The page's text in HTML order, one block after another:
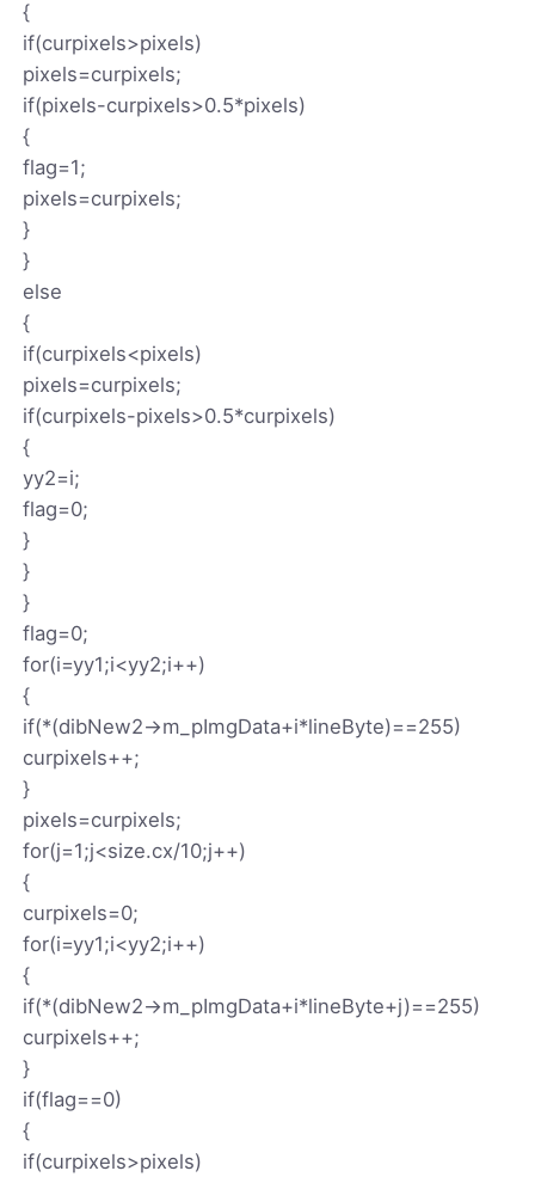
{
if(curpixels>pixels)
pixels=curpixels;
if(pixels-curpixels>0.5*pixels)
{
flag=1;
pixels=curpixels;
}
}
else
{
if(curpixels<pixels)
pixels=curpixels;
if(curpixels-pixels>0.5*curpixels)
{
yy2=i;
flag=0;
}
}
}
flag=0;
for(i=yy1;i<yy2;i++)
{
if(*(dibNew2->m_pImgData+i*lineByte)==255)
curpixels++;
}
pixels=curpixels;
for(j=1;j<size.cx/10;j++)
{
curpixels=0;
for(i=yy1;i<yy2;i++)
{
if(*(dibNew2->m_pImgData+i*lineByte+j)==255)
curpixels++;
}
if(flag==0)
{
if(curpixels>pixels)